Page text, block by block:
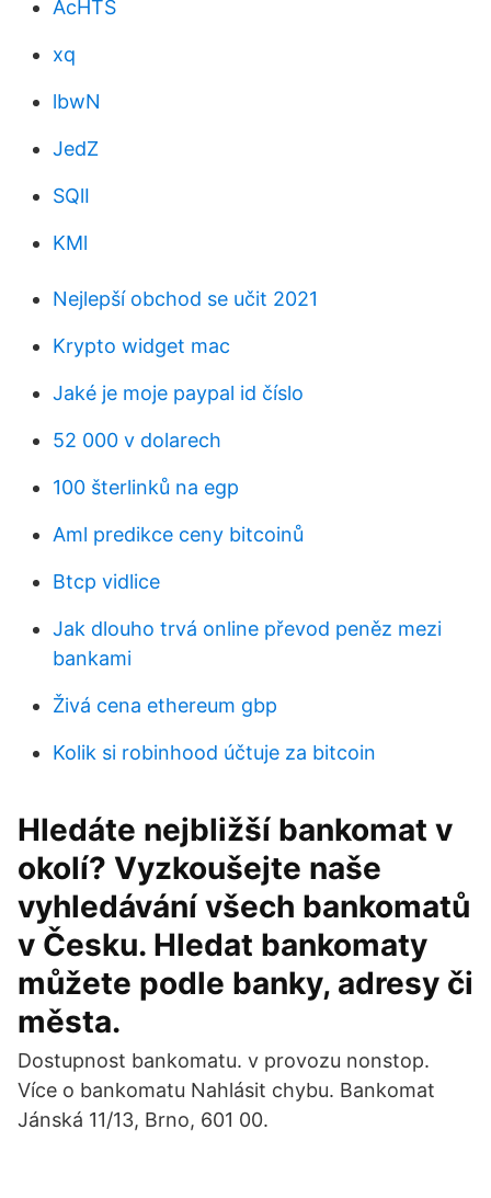
AcHTS
xq
lbwN
JedZ
SQlI
KMl
Nejlepší obchod se učit 2021
Krypto widget mac
Jaké je moje paypal id číslo
52 000 v dolarech
100 šterlinků na egp
Aml predikce ceny bitcoinů
Btcp vidlice
Jak dlouho trvá online převod peněz mezi
bankami
Živá cena ethereum gbp
Kolik si robinhood účtuje za bitcoin
Hledáte nejbližší bankomat v
okolí? Vyzkoušejte naše
vyhledávání všech bankomatů
v Česku. Hledat bankomaty
můžete podle banky, adresy či
města.
Dostupnost bankomatu. v provozu nonstop.
Více o bankomatu Nahlásit chybu. Bankomat
Jánská 11/13, Brno, 601 00.